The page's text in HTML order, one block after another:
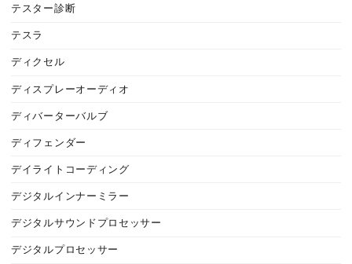
テスター診断
テスラ
ディクセル
ディスプレーオーディオ
ディバーターバルブ
ディフェンダー
デイライトコーディング
デジタルインナーミラー
デジタルサウンドプロセッサー
デジタルプロセッサー